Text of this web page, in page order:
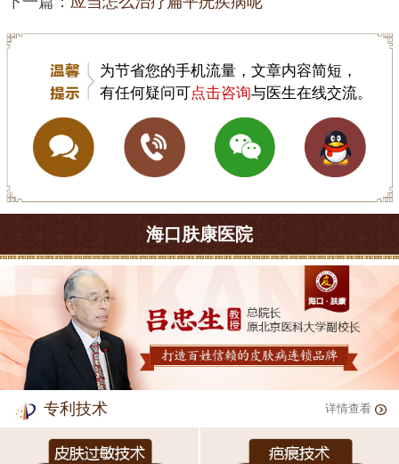
为节省您的手机流量，文章内容简短，
有任何疑问可点击咨询与医生在线交流。
海口肤康医院
专利技术 详情查看